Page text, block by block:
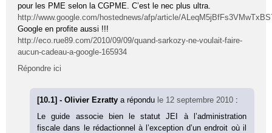
pour les PME selon la CGPME. C’est le nec plus ultra.
http://www.google.com/hostednews/afp/article/
Google en profite aussi !!!
http://eco.rue89.com/2010/09/09/quand-sarkozy-ne-voulait-faire-
aucun-cadeau-a-google-165934
Répondre ici
[10.1] - Olivier Ezrattya répondu le 12 septembre 2010 :
Le guide associe bien le statut JEI à l’administration
fiscale dans le rédactionnel à l’exception d’un endroit où il